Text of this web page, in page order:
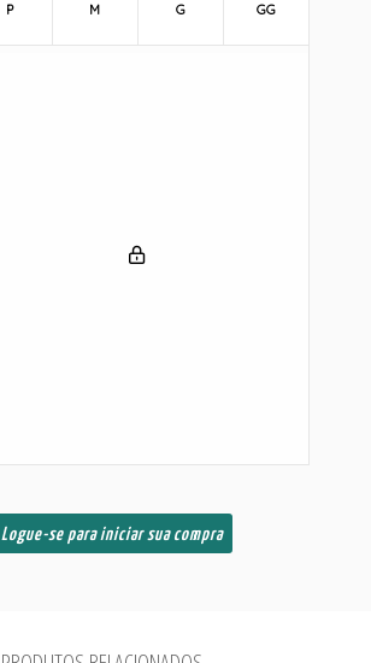
P M G GG
Logue-se para iniciar sua compra